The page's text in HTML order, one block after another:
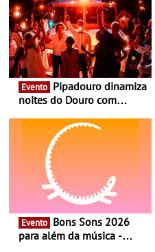
Evento
noites do Douro com
vinho, gastronomia e
música
Evento
para além da música -